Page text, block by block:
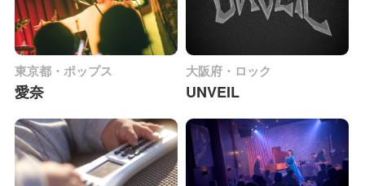
東京都・ポップス
愛奈
大阪府・ロック
UNVEIL